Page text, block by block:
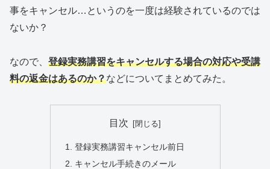
事をキャンセル…というのを一度は経験されているのでは
ないか？
なので、 登録実務講習をキャンセルする場合の対応や受講
料の返金はあるのか？などについてまとめてみた。
目次
登録実務講習キャンセル前日
キャンセル手続きのメール